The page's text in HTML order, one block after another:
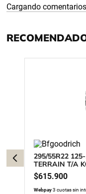
Cargando
295/55R22
TERRAIN T/A
$615.900
Webpay3 cuotas sin